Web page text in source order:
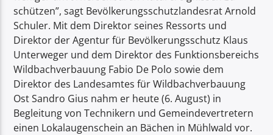
schützen”, sagt Bevölkerungsschutzlandesrat Arnold
Schuler. Mit dem Direktor seines Ressorts und
Direktor der Agentur für Bevölkerungsschutz Klaus
Unterweger und dem Direktor des Funktionsbereichs
Wildbachverbauung Fabio De Polo sowie dem
Direktor des Landesamtes für Wildbachverbauung
Ost Sandro Gius nahm er heute (6. August) in
Begleitung von Technikern und Gemeindevertretern
einen Lokalaugenschein an Bächen in Mühlwald vor.